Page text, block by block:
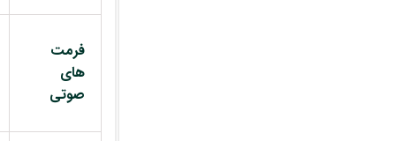
فرمت
های
صوتی